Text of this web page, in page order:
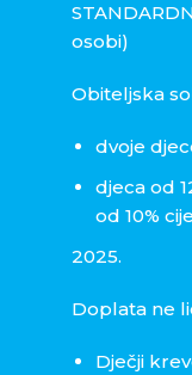
osobi)
Obiteljska
dvoje
djeca od
od 10%
2025.
Doplata ne
Dječji